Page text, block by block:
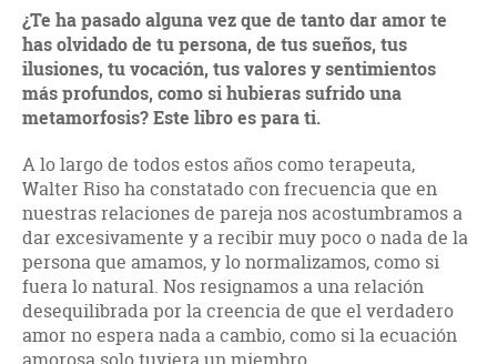
¿Te ha pasado alguna vez que de tanto dar amor te
has olvidado de tu persona, de tus sueños, tus
ilusiones, tu vocación, tus valores y sentimientos
más profundos, como si hubieras sufrido una
metamorfosis? Este libro es para ti.
A lo largo de todos estos años como terapeuta,
Walter Riso ha constatado con frecuencia que en
nuestras relaciones de pareja nos acostumbramos a
dar excesivamente y a recibir muy poco o nada de la
persona que amamos, y lo normalizamos, como si
fuera lo natural. Nos resignamos a una relación
desequilibrada por la creencia de que el verdadero
amor no espera nada a cambio, como si la ecuación